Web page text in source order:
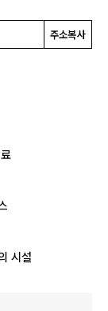
주소복사
시설